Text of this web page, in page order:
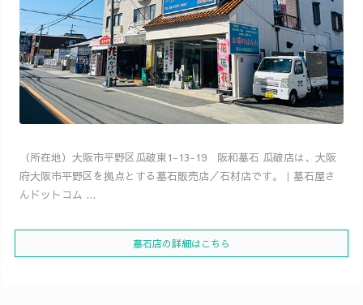
（所在地）大阪市平野区瓜破東1-13-19 阪和墓石 瓜破店は、大阪
府大阪市平野区を拠点とする墓石販売店／石材店です。｜墓石屋さ
んドットコム ...
墓石店の詳細はこちら